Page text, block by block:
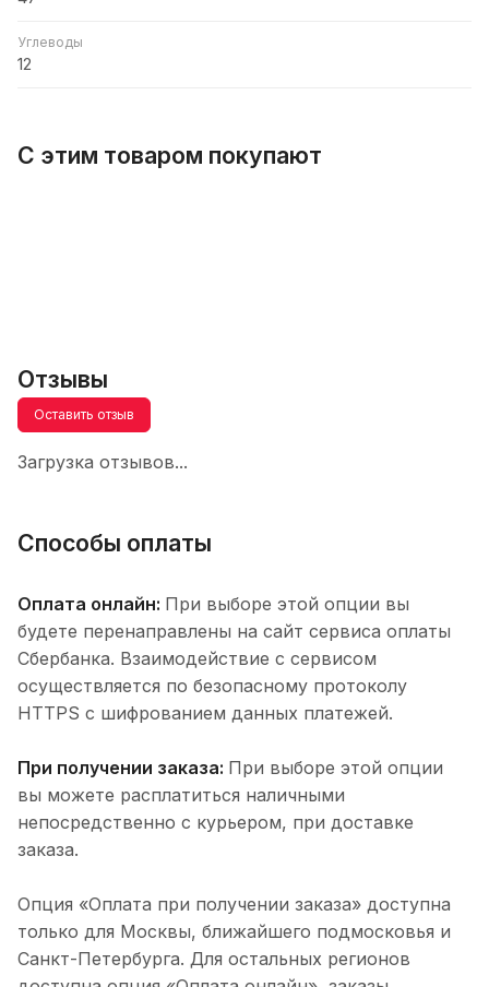
Углеводы
12
С этим товаром покупают
Отзывы
Оставить отзыв
Загрузка отзывов...
Способы оплаты
Оплата онлайн: При выборе этой опции вы
будете перенаправлены на сайт сервиса оплаты
Сбербанка. Взаимодействие с сервисом
осуществляется по безопасному протоколу
HTTPS с шифрованием данных платежей.
При получении заказа: При выборе этой опции
вы можете расплатиться наличными
непосредственно с курьером, при доставке
заказа.
Опция «Оплата при получении заказа» доступна
только для Москвы, ближайшего подмосковья и
Санкт-Петербурга. Для остальных регионов